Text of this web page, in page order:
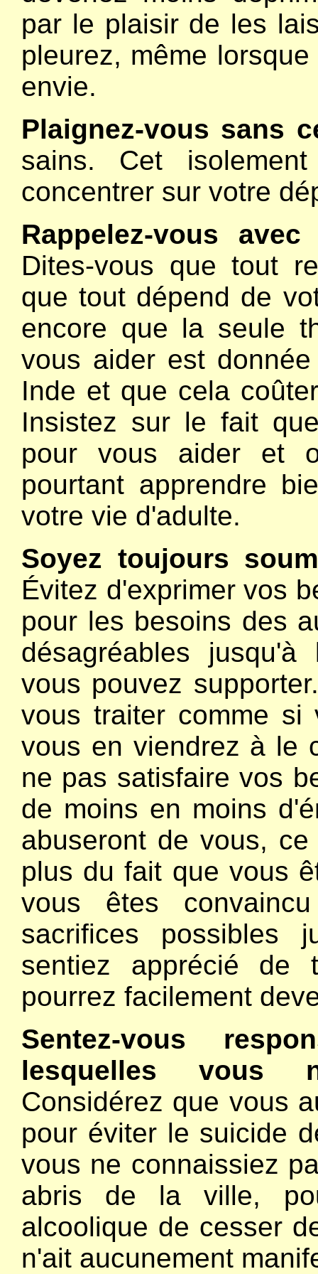
par le plaisir de les
pleurez, même
envie.
Plaignez-vous sans
sains. Cet
concentrer sur votre
Rappelez-vous
Dites-vous que tout
que tout dépend de
encore que la seule
vous aider est
Inde et que cela
Insistez sur le fait
pour vous aider et
pourtant apprendre
votre vie d'adulte.
Soyez toujours
Évitez d'exprimer vos
pour les besoins des
désagréables
vous pouvez
vous traiter comme si
vous en viendrez à le
ne pas satisfaire vos
de moins en moins
abuseront de vous,
plus du fait que vous
vous êtes
sacrifices possibles
sentiez apprécié de
pourrez facilement
Sentez-vous
lesquelles vous
Considérez que vous
pour éviter le suicide
vous ne connaissiez
abris de la ville,
alcoolique de cesser
n'ait aucunement